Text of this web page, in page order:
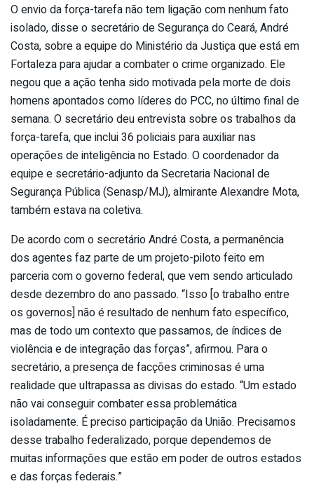
O envio da força-tarefa não tem ligação com nenhum fato
isolado, disse o secretário de Segurança do Ceará, André
Costa, sobre a equipe do Ministério da Justiça que está em
Fortaleza para ajudar a combater o crime organizado. Ele
negou que a ação tenha sido motivada pela morte de dois
homens apontados como líderes do PCC, no último final de
semana. O secretário deu entrevista sobre os trabalhos da
força-tarefa, que inclui 36 policiais para auxiliar nas
operações de inteligência no Estado. O coordenador da
equipe e secretário-adjunto da Secretaria Nacional de
Segurança Pública (Senasp/MJ), almirante Alexandre Mota,
também estava na coletiva.
De acordo com o secretário André Costa, a permanência
dos agentes faz parte de um projeto-piloto feito em
parceria com o governo federal, que vem sendo articulado
desde dezembro do ano passado. “Isso [o trabalho entre
os governos] não é resultado de nenhum fato específico,
mas de todo um contexto que passamos, de índices de
violência e de integração das forças”, afirmou. Para o
secretário, a presença de facções criminosas é uma
realidade que ultrapassa as divisas do estado. “Um estado
não vai conseguir combater essa problemática
isoladamente. É preciso participação da União. Precisamos
desse trabalho federalizado, porque dependemos de
muitas informações que estão em poder de outros estados
e das forças federais.”